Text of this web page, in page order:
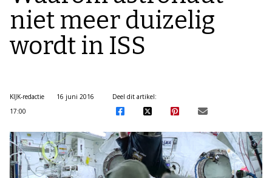
niet meer duizelig
wordt in ISS
KIJK-redactie
16 juni 2016
17:00
Deel dit artikel: